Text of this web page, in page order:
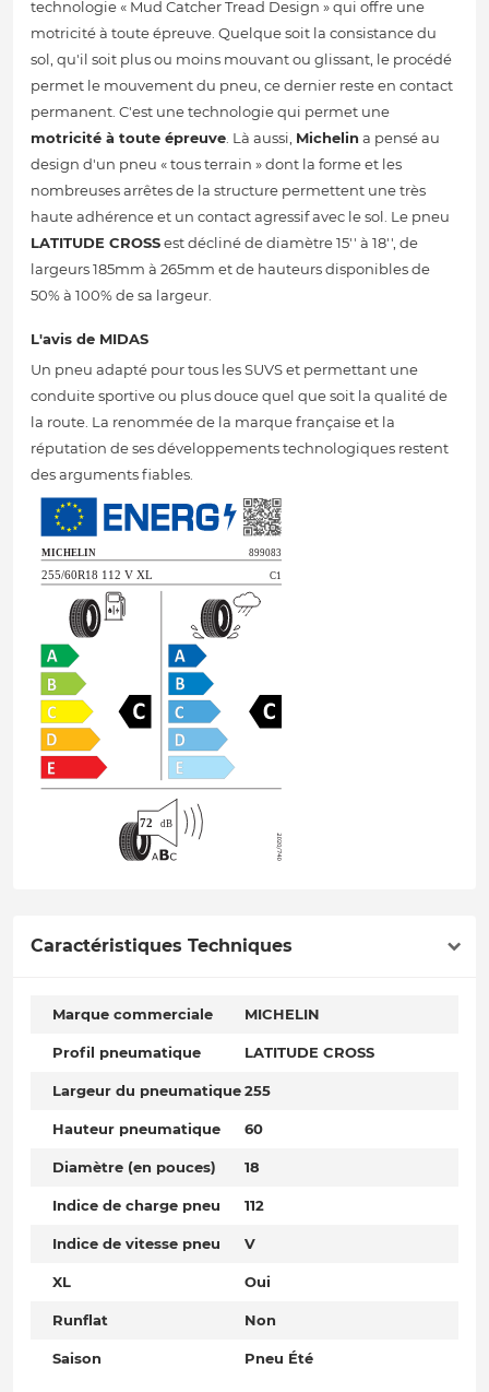
technologie « Mud Catcher Tread Design » qui offre une
motricité à toute épreuve. Quelque soit la consistance du
sol, qu'il soit plus ou moins mouvant ou glissant, le procédé
permet le mouvement du pneu, ce dernier reste en contact
permanent. C'est une technologie qui permet une
motricité à toute épreuve. Là aussi, Michelin a pensé au
design d'un pneu « tous terrain » dont la forme et les
nombreuses arrêtes de la structure permettent une très
haute adhérence et un contact agressif avec le sol. Le pneu
LATITUDE CROSSest décliné de diamètre 15'' à 18'', de
largeurs 185mm à 265mm et de hauteurs disponibles de
50% à 100% de sa largeur.
L'avis de MIDAS
Un pneu adapté pour tous les SUVS et permettant une
conduite sportive ou plus douce quel que soit la qualité de
la route. La renommée de la marque française et la
réputation de ses développements technologiques restent
des arguments fiables.
Caractéristiques Techniques
Marque commerciale MICHELIN
Profil pneumatique LATITUDE CROSS
Largeur du pneumatique255
Hauteur pneumatique 60
Diamètre (en pouces) 18
Indice de charge pneu 112
Indice de vitesse pneu V
XL Oui
Runflat Non
Saison Pneu Été